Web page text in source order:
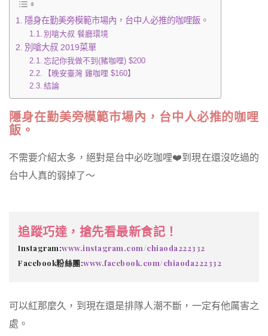
隱身在勤美旁模範市場內，台中人必推的咖哩飯。
別嗆大叔 餐廳環境
別嗆大叔 2019菜單
忘記你我做不到(豬咖哩) $200
【晚安臺灣 雞咖哩 $160】
結論
隱身在勤美旁模範市場內，台中人必推的咖哩
飯。
不需要介紹太多，絕對是台中必吃咖哩❤️到現在還沒吃過的
台中人真的弱掉了～
追蹤巧達，搶先看最新食記！
Instagram:www.instagram.com/chiaoda222332
Facebook粉絲團:www.facebook.com/chiaoda222332
可以紅那麼久，到現在還是排隊人潮不斷，一定有他厲害之
處。